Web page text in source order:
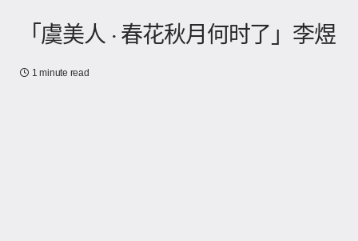
「虞美人 · 春花秋月何时了」李煜
1 minute read